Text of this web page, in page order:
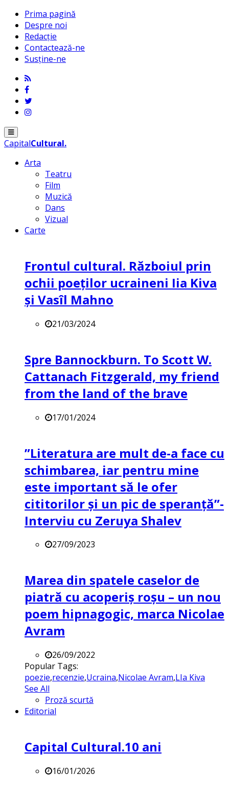
Prima pagină
Despre noi
Redacție
Contactează-ne
Susține-ne
Menu
CapitalCultural.
Arta
Teatru
Film
Muzică
Dans
Vizual
Carte
Frontul cultural. Războiul prin
ochii poeților ucraineni Iia Kiva
și Vasîl Mahno
21/03/2024
Spre Bannockburn. To Scott W.
Cattanach Fitzgerald, my friend
from the land of the brave
17/01/2024
”Literatura are mult de-a face cu
schimbarea, iar pentru mine
este important să le ofer
cititorilor și un pic de speranță”-
Interviu cu Zeruya Shalev
27/09/2023
Marea din spatele caselor de
piatră cu acoperiș roșu – un nou
poem hipnagogic, marca Nicolae
Avram
26/09/2022
Popular Tags:
poezie,recenzie,Ucraina,Nicolae Avram,LIa Kiva
See All
Proză scurtă
Editorial
Capital Cultural.10 ani
16/01/2026